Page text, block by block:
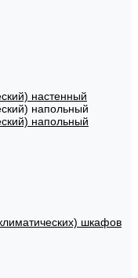
настенный
напольный
напольный
шкафов